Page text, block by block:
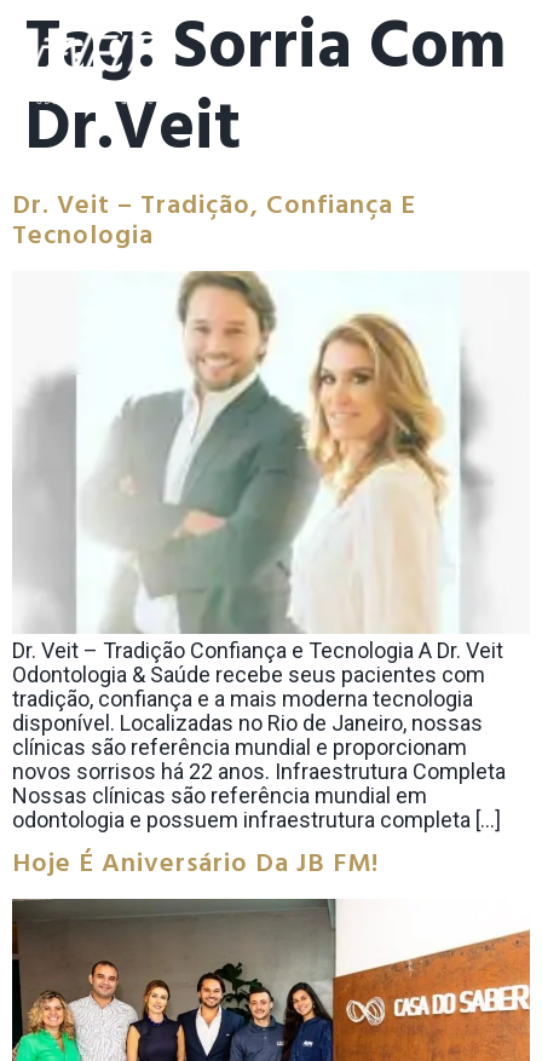
Tag: Sorria Com
Dr.veit
Dr. Veit – Tradição, Confiança E
Tecnologia
Dr. Veit – Tradição Confiança e Tecnologia A Dr. Veit
Odontologia & Saúde recebe seus pacientes com
tradição, confiança e a mais moderna tecnologia
disponível. Localizadas no Rio de Janeiro, nossas
clínicas são referência mundial e proporcionam
novos sorrisos há 22 anos. Infraestrutura Completa
Nossas clínicas são referência mundial em
odontologia e possuem infraestrutura completa […]
Hoje É Aniversário Da JB FM!